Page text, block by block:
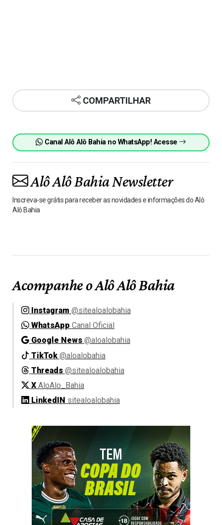
COMPARTILHAR
Canal Alô Alô Bahia no WhatsApp! Acesse
Alô Alô Bahia Newsletter
Inscreva-se grátis para receber as novidades e informações do Alô
Alô Bahia
Acompanhe o Alô Alô Bahia
Instagram @sitealoalobahia
WhatsApp Canal Oficial
Google News @aloalobahia
TikTok @aloalobahia
Threads @sitealoalobahia
X AloAlo_Bahia
LinkedIN sitealoalobahia